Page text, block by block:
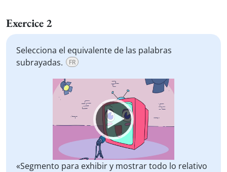
Exercice 2
Selecciona el equivalente de las palabras
subrayadas.
FR
Video
Player
«Segmento para exhibir y mostrar todo lo relativo